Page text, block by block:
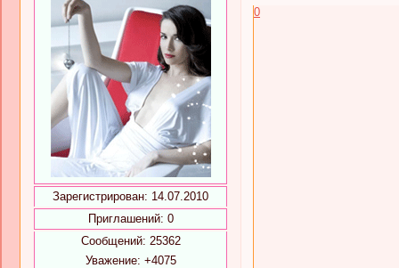
Зарегистрирован: 14.07.2010
Приглашений: 0
Сообщений: 25362
Уважение: +4075
0